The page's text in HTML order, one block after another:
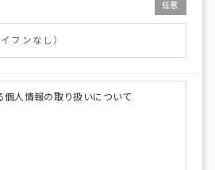
任意
個人情報の取り扱いについて